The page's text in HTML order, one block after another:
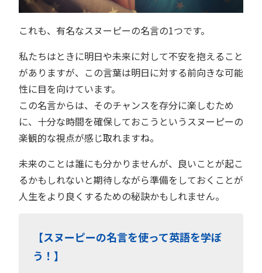
これも、有名なスヌーピーの名言の1つです。
私たちはときに明日や未来に対して不安を抱えること
がありますが、この言葉は明日に対する前向きな可能
性に目を向けています。
この名言からは、そのチャンスを存分に楽しむため
に、十分な時間を確保しておこうというスヌーピーの
楽観的な視点が感じ取れますね。
未来のことは誰にも分かりませんが、良いことが起こ
るかもしれないと期待しながら準備をしておくことが
人生をより良くするための秘訣かもしれません。
【スヌーピーの名言を使って英語を学ぼ
う！】